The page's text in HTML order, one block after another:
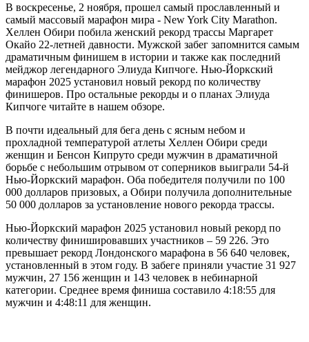
В воскресенье, 2 ноября, прошел самый прославленный и
самый массовый марафон мира - New York City Marathon.
Хеллен Обири побила женский рекорд трассы Маргарет
Окайо 22-летней давности. Мужской забег запомнится самым
драматичным финишем в истории и также как последний
мейджор легендарного Элиуда Кипчоге. Нью-Йоркский
марафон 2025 установил новый рекорд по количеству
финишеров. Про остальные рекорды и о планах Элиуда
Кипчоге читайте в нашем обзоре.
В почти идеальный для бега день с ясным небом и
прохладной температурой атлеты Хеллен Обири среди
женщин и Бенсон Кипруто среди мужчин в драматичной
борьбе с небольшим отрывом от соперников выиграли 54-й
Нью-Йоркский марафон. Оба победителя получили по 100
000 долларов призовых, а Обири получила дополнительные
50 000 долларов за установление нового рекорда трассы.
Нью-Йоркский марафон 2025 установил новый рекорд по
количеству финишировавших участников – 59 226. Это
превышает рекорд Лондонского марафона в 56 640 человек,
установленный в этом году. В забеге приняли участие 31 927
мужчин, 27 156 женщин и 143 человек в небинарной
категории. Среднее время финиша составило 4:18:55 для
мужчин и 4:48:11 для женщин.